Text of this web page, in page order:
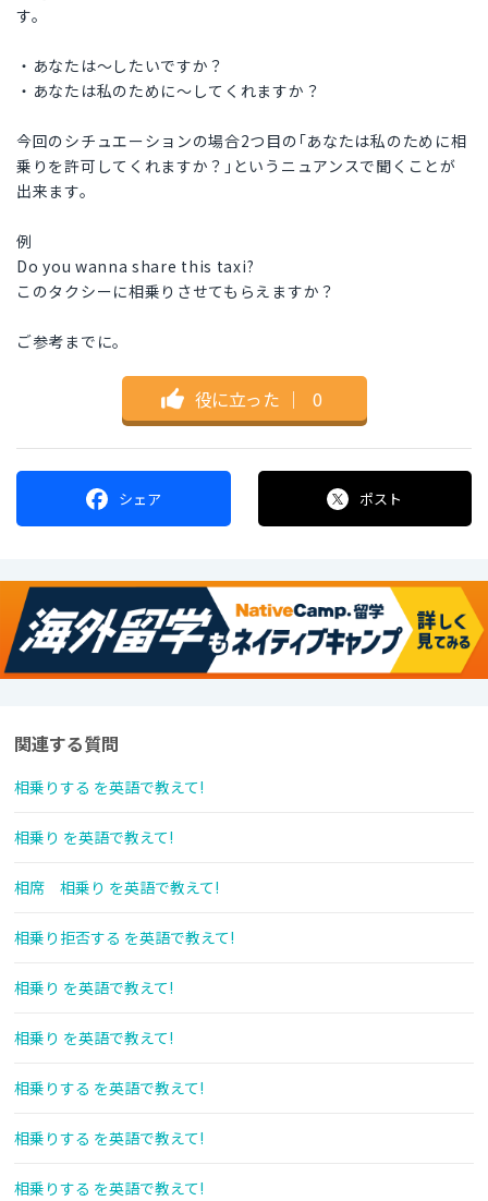
す。
・あなたは〜したいですか？
・あなたは私のために〜してくれますか？
今回のシチュエーションの場合2つ目の｢あなたは私のために相
乗りを許可してくれますか？｣というニュアンスで聞くことが
出来ます。
例
Do you wanna share this taxi?
このタクシーに相乗りさせてもらえますか？
ご参考までに。
役に立った ｜ 0
シェア ポスト
関連する質問
相乗りする を英語で教えて!
相乗り を英語で教えて!
相席 相乗り を英語で教えて!
相乗り拒否する を英語で教えて!
相乗り を英語で教えて!
相乗り を英語で教えて!
相乗りする を英語で教えて!
相乗りする を英語で教えて!
相乗りする を英語で教えて!